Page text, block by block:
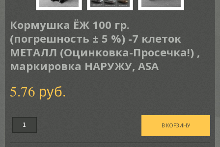
Кормушка ЁЖ 100 гр.
(погрешность ± 5 %) -7 клеток
МЕТАЛЛ (Оцинковка-Просечка!) ,
маркировка НАРУЖУ, ASA
5.76 руб.